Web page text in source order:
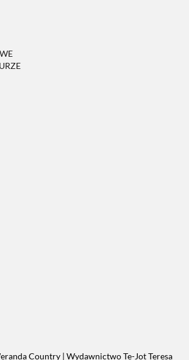
Country | Wydawnictwo Te-Jot Teresa
W NATURZE